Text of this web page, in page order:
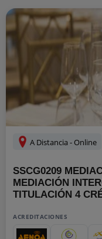
A Distancia - Online
SSCG0209
MEDIACIÓN
TITULACIÓN 4
ACREDITACIONES